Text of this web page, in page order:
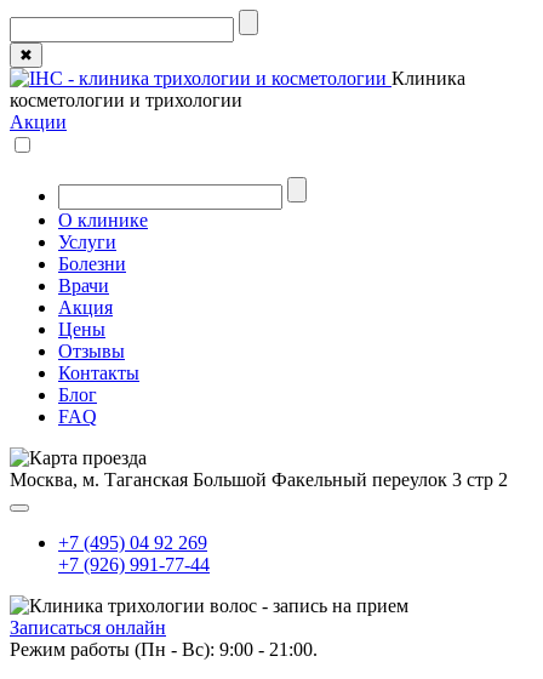
✖
Клиника
косметологии и трихологии
Акции
О клинике
Услуги
Болезни
Врачи
Акция
Цены
Отзывы
Контакты
Блог
FAQ
Москва, м. Таганская Большой Факельный переулок 3 стр 2
+7 (495) 04 92 269
+7 (926) 991-77-44
Записаться онлайн
Режим работы (Пн - Вс): 9:00 - 21:00.